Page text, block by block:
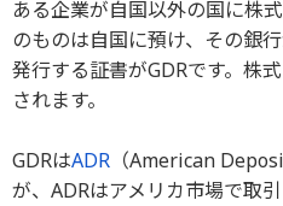
ある企業が自国以外の国に株
のものは自国に預け、その銀
発行する証書がGDRです。株
されます。
GDRはADR （American
が、ADRはアメリカ市場で取